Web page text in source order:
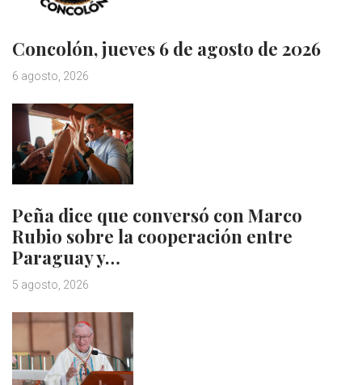
Concolón, jueves 6 de agosto de 2026
6 agosto, 2026
Peña dice que conversó con Marco
Rubio sobre la cooperación entre
Paraguay y…
5 agosto, 2026